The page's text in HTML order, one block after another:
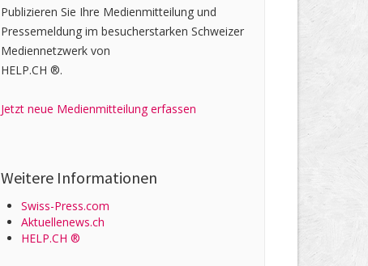
Publizieren Sie Ihre Medienmitteilung und
Pressemeldung im besucherstarken Schweizer
Mediennetzwerk von
HELP.CH ®.
Jetzt neue Medienmitteilung erfassen
Weitere Informationen
Swiss-Press.com
Aktuellenews.ch
HELP.CH ®